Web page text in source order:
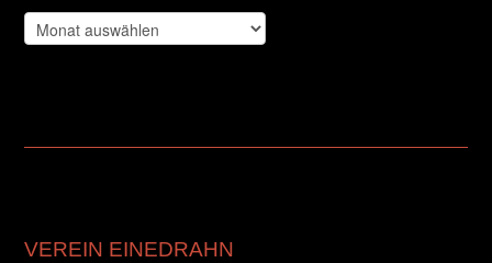
Archiv
VEREIN EINEDRAHN